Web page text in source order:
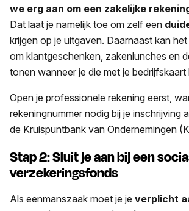
we erg aan om een zakelijke
Dat laat je namelijk toe om zelf een
krijgen op je uitgaven. Daarnaast kan
om klantgeschenken, zakenlunches en
tonen wanneer je die met je bedrijfskaart
Open je professionele rekening eerst,
rekeningnummer nodig bij je inschrijving
de Kruispuntbank van Ondernemingen
Stap 2: Sluit je aan bij een
verzekeringsfonds
Als eenmanszaak moet je je verplicht